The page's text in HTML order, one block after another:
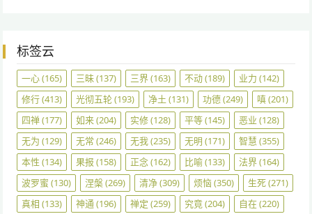
标签云
一心(165) 三昧(137) 三界(163) 不动(189) 业力 (142)
修行(413) 光彻五轮(193) 净土 (131) 功德(249) 嗔(201)
四禅(177) 如来(204) 实修(128) 平等(145) 恶业 (128)
无为 (129) 无常 (246) 无我(235) 无明 (171) 智慧 (355)
本性 (134) 果报 (158) 正念(162) 比喻(133) 法界(164)
波罗蜜 (130) 涅槃(269) 清净(309) 烦恼(350) 生死(271)
真相 (133) 神通 (196) 禅定 (259) 究竟(204) 自在(220)